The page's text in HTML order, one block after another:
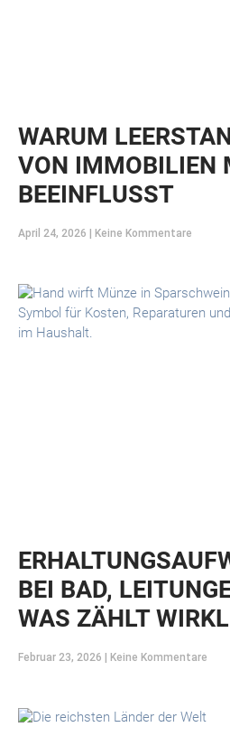
WARUM
VON IMMOBILIEN
BEEINFLUSST
April 24, 2026 Keine Kommentare
BEI BAD,
WAS ZÄHLT
Februar 23, 2026 Keine Kommentare